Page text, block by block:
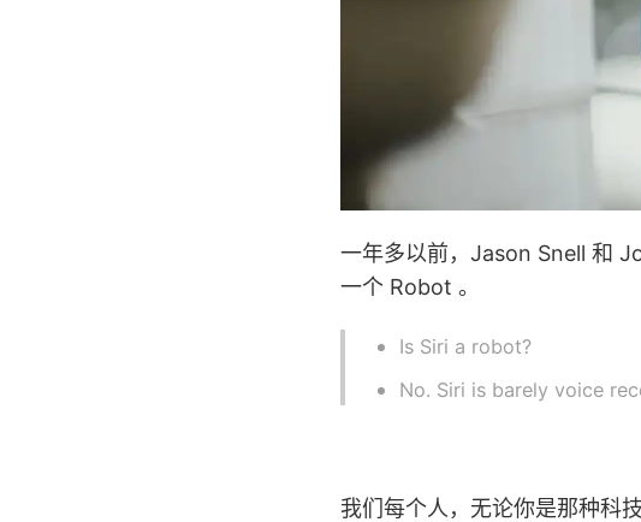
一年多以前，Jason Snell 和
一个 Robot 。
Is Siri a robot?
No. Siri is barely voice
我们每个人，无论你是那种科